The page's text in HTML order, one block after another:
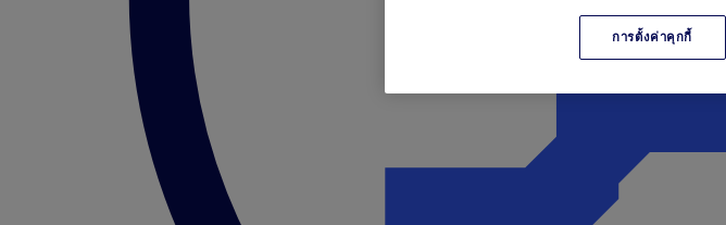
การตั้งค่าคุกกี้